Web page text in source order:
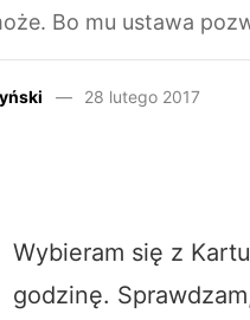
Bo mu ustawa
28 lutego 2017
Wybieram się z
godzinę.